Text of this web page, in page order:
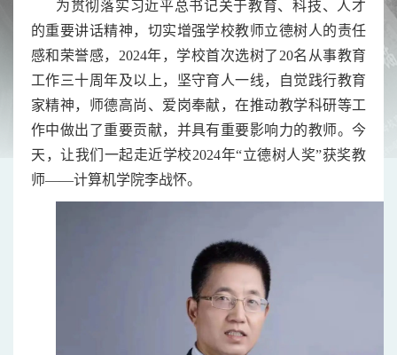
为贯彻落实习近平总书记关于教育、科技、人才
的重要讲话精神，切实增强学校教师立德树人的责任
感和荣誉感，2024年，学校首次选树了20名从事教育
工作三十周年及以上，坚守育人一线，自觉践行教育
家精神，师德高尚、爱岗奉献，在推动教学科研等工
作中做出了重要贡献，并具有重要影响力的教师。今
天，让我们一起走近学校2024年“立德树人奖”获奖教
师——计算机学院李战怀。